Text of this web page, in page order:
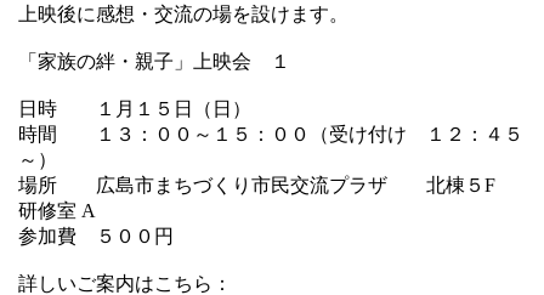
上映後に感想・交流の場を設けます。
「家族の絆・親子」上映会 １
日時 １月１５日（日）
時間 １３：００～１５：００（受け付け １２：４５
～）
場所 広島市まちづくり市民交流プラザ 北棟５F
研修室 A
参加費 ５００円
詳しいご案内はこちら：